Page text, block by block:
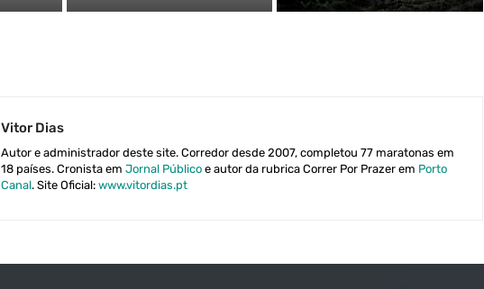
Vitor Dias
Autor e administrador deste site. Corredor desde 2007, completou 77 maratonas em
18 países. Cronista em Jornal Público e autor da rubrica Correr Por Prazer em Porto
Canal. Site Oficial: www.vitordias.pt